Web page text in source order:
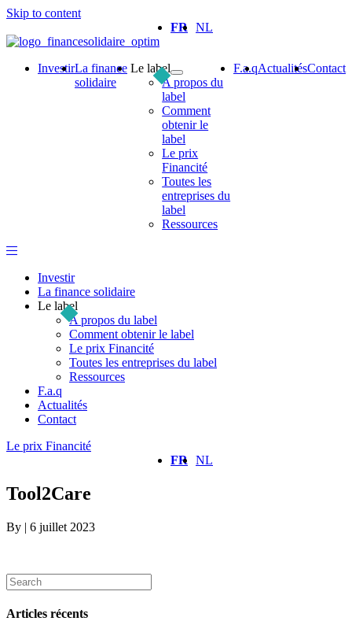
Skip to content
FR
NL
InvestirLa finance
solidaire
Le label
A propos du
label
Comment
obtenir le
label
Le prix
Financité
Toutes les
entreprises du
label
Ressources
F.a.qActualitésContact
Investir
La finance solidaire
Le label
A propos du label
Comment obtenir le label
Le prix Financité
Toutes les entreprises du label
Ressources
F.a.q
Actualités
Contact
Le prix Financité
FR
NL
Tool2Care
By | 6 juillet 2023
Articles récents